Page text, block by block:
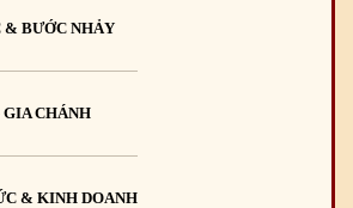
& BƯỚC NHẢY
GIA CHÁNH
& KINH DOANH